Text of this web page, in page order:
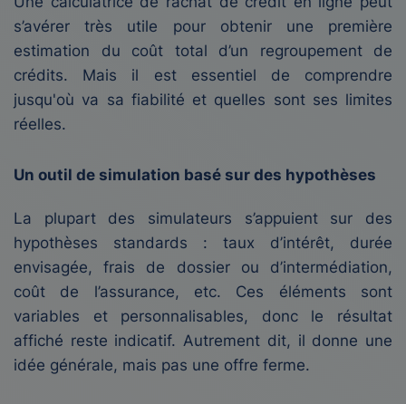
s’avérer très utile pour obtenir une première
estimation du coût total d’un regroupement de
crédits. Mais il est essentiel de comprendre
jusqu'où va sa fiabilité et quelles sont ses limites
réelles.
Un outil de simulation basé sur des hypothèses
La plupart des simulateurs s’appuient sur des
hypothèses standards : taux d’intérêt, durée
envisagée, frais de dossier ou d’intermédiation,
coût de l’assurance, etc. Ces éléments sont
variables et personnalisables, donc le résultat
affiché reste indicatif. Autrement dit, il donne une
idée générale, mais pas une offre ferme.